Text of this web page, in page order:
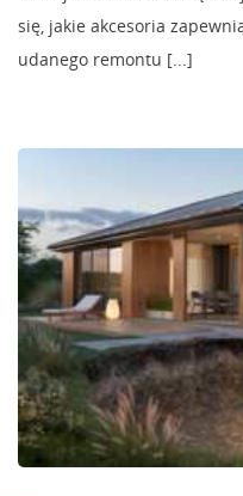
się, jakie akcesoria
udanego remontu [...]